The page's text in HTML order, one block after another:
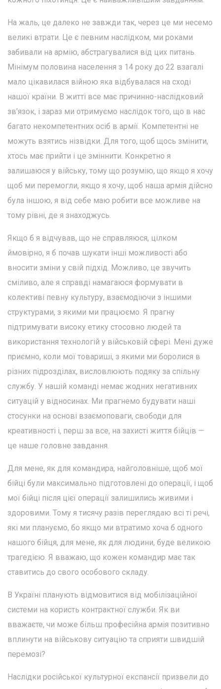
На жаль, це далеко не завжди так, через це ми несемо
великі втрати. Це є певним наслідком, ми роками
забивали на армію, абстрагувалися від цих питань.
Мінімум половина населення з 14 року до 22 взагалі
мало цікавилася війною яка відбувалася на сході
нашої країни. В житті все має причинно-наслідковий
зв'язок, і зараз ми отримуємо наслідок того, що в нас
багато некомпетентних осіб в армії. Компетентні не
можуть взятись нізвідки. Для того, щоб щось змінити,
хтось має прийти і це зміннити. Конкретно я
залишаюся у війську, тому що розумію, що якщо я хочу
щоб ми перемогли, якщо я хочу, щоб наша армія дійсно
була іншою, я від себе маю робити все можливе на
тому рівні, де я знаходжусь.
Якщо б я відчував, що не справляюся, цілком
ймовірно, я б почав шукати інші можливості або
вносити зміни у свій підхід. Можливо, це звучить
сміливо, але я справді намагаюся формувати в
колективі певну культуру, взаємодіючи з іншими
структурами, з якими ми працюємо. Я прагну
підтримувати високу етику стосовно людей та
використання технологій у військовій сфері. Мені дуже
приємно, коли мої товариші, з якими ми боролися в
різних підрозділах, висловлюють подяку за спільну
службу. У нашій команді немає жодних негативних
ситуацій у відносинах. Ми прагнемо будувати наші
стосунки на основі взаємоповаги, свободи для
креативності і, перш за все, на захисті життя бійців —
це наше головне завдання.
Для мене, як для командира, найголовніше, щоб мої
бійці були максимально підготовлені до операції, і щоб
мої бійці після цієї операції залишились живими і
здоровими. Тому я тисячу разів переглядаю всі ті речі,
які ми плануємо, бо якщо ми втратимо хоча б одного
нашого бійця, для мене, як для людини, буде великою
трагедією. Я вважаю, що кожен командир має так
ставитись до свого особового складу.
В Україні планують відмовитися від мобілізаційної
системи на користь контрактної служби. Як ви
вважаєте, чи може більш професійна армія позитивно
вплинути на військову ситуацію та сприяти швидшій
перемозі?
Наслідки російської культурної експансії призвели до